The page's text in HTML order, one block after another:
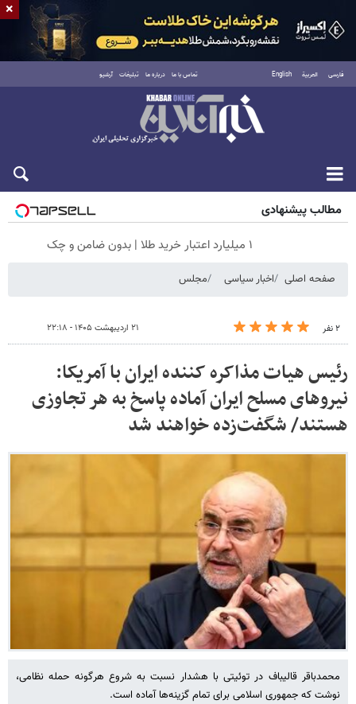
فارسی العربية English تماس با ما درباره ما تبلیغات آرشیو
جمعه ۱۶ مرداد ۱۴۰۵
مطالب پیشنهادی
۱ میلیارد اعتبار خرید طلا | بدون ضامن و چک
صفحه اصلی اخبار سیاسی مجلس
۲ نفر ۲۱ اردیبهشت ۱۴۰۵ - ۲۲:۱۸
رئیس هیات مذاکره کننده ایران با آمریکا:
نیروهای مسلح ایران آماده پاسخ به هر تجاوزی
هستند/ شگفت‌زده خواهند شد
محمدباقر قالیباف در توئیتی با هشدار نسبت به شروع هرگونه حمله نظامی،
نوشت که جمهوری اسلامی برای تمام گزینه‌ها آماده است.
×